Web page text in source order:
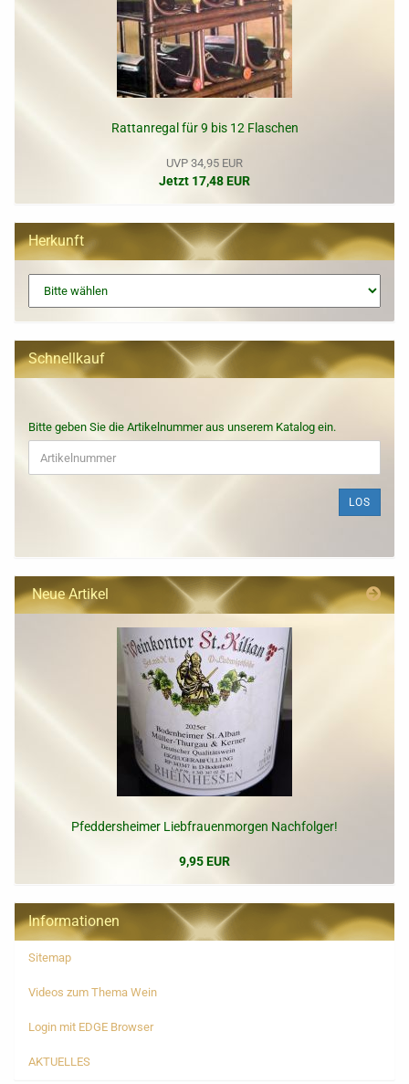
Rattanregal für 9 bis 12 Flaschen
UVP 34,95 EUR
Jetzt 17,48 EUR
Herkunft
Schnellkauf
BITTE
GEBEN
SIE
DIE
EIN.
Bitte geben Sie die Artikelnummer aus unserem Katalog ein.
LOS
Neue Artikel
Pfeddersheimer Liebfrauenmorgen Nachfolger!
9,95 EUR
Informationen
Sitemap
Videos zum Thema Wein
Login mit EDGE Browser
AKTUELLES